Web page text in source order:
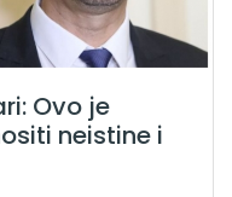
Ovo je
neistine i